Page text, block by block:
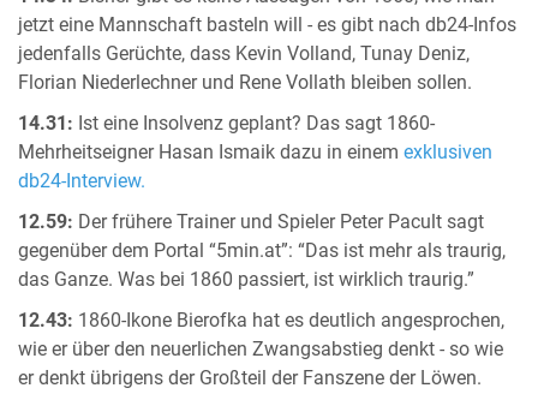
jetzt eine Mannschaft basteln will - es gibt nach db24-Infos
jedenfalls Gerüchte, dass Kevin Volland, Tunay Deniz,
Florian Niederlechner und Rene Vollath bleiben sollen.
14.31: Ist eine Insolvenz geplant? Das sagt 1860-
Mehrheitseigner Hasan Ismaik dazu in einem exklusiven
db24-Interview.
12.59: Der frühere Trainer und Spieler Peter Pacult sagt
gegenüber dem Portal “5min.at”: “Das ist mehr als traurig,
das Ganze. Was bei 1860 passiert, ist wirklich traurig.”
12.43: 1860-Ikone Bierofka hat es deutlich angesprochen,
wie er über den neuerlichen Zwangsabstieg denkt - so wie
er denkt übrigens der Großteil der Fanszene der Löwen.